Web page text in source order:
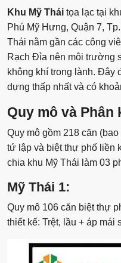
Khu Mỹ Thái tọa lạc tại
Phú Mỹ Hưng, Quận 7,
Thái nằm gần các công
Rạch Đỉa nên môi trường
không khí trong lành. Đây
dựng thấp nhất và có
Quy mô và Phân
Quy mô gồm 218 căn
tứ lập và biệt thự phố liền
chia khu Mỹ Thái làm 03
Mỹ Thái 1:
Quy mô 106 căn biệt thự
thiết kế: Trệt, lầu + áp mái